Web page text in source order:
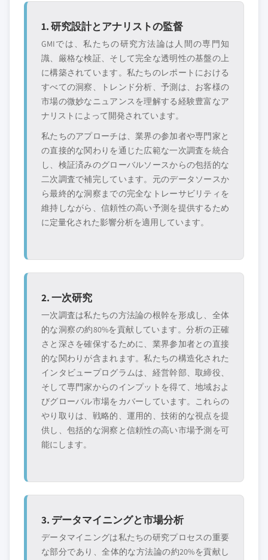
1. 研究設計とアナリストの監督
GMIでは、私たちの研究方法論は人間の専門知
識、厳格な検証、そして完全な透明性の基盤の上
に構築されています。私たちのレポートにおける
すべての洞察、トレンド分析、予測は、お客様の
市場の微妙なニュアンスを理解する経験豊富なア
ナリストによって開発されています。
私たちのアプローチは、業界の参加者や専門家と
の直接的な関わりを通じた広範な一次調査を統合
し、検証済みのグローバルソースからの包括的な
二次調査で補完しています。元のデータソースか
ら最終的な洞察までの完全なトレーサビリティを
維持しながら、信頼性の高い予測を提供するため
に定量化された影響分析を適用しています。
2. 一次研究
一次調査は私たちの方法論の根幹を形成し、全体
的な洞察の約80%を貢献しています。分析の正確
さと深さを確保するために、業界参加者との直接
的な関わりが含まれます。私たちの構造化された
インタビュープログラムは、経営幹部、取締役、
そして専門家からのインプットを得て、地域およ
びグローバル市場をカバーしています。これらの
やり取りは、戦略的、運用的、技術的な視点を提
供し、包括的な洞察と信頼性の高い市場予測を可
能にします。
3. データマイニングと市場分析
データマイニングは私たちの研究プロセスの重要
な部分であり、全体的な方法論の約20%を貢献し